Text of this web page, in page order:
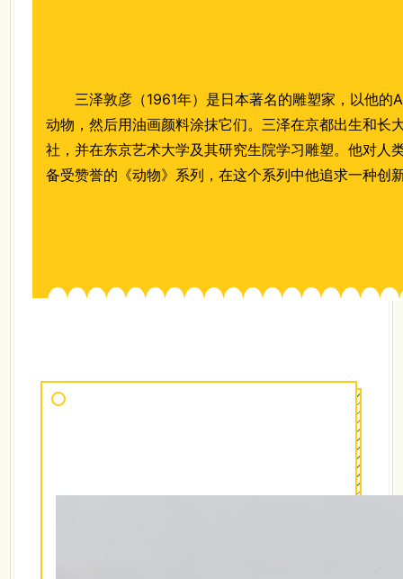
三泽敦彦（1961年）是日本著名的雕塑家，以他的
动物，然后用油画颜料涂抹它们。三泽在京都出生和长
社，并在东京艺术大学及其研究生院学习雕塑。他对人
备受赞誉的《动物》系列，在这个系列中他追求一种创